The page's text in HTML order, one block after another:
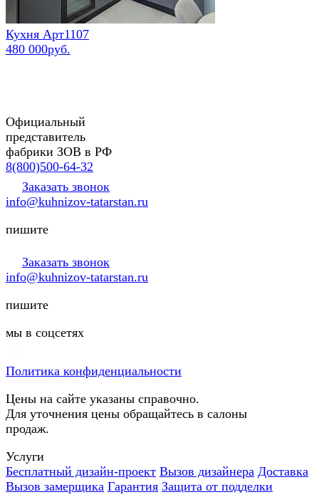
Кухня Арт1107
480 000руб.
Официальный
представитель
фабрики ЗОВ в РФ
8(800)500-64-32
Заказать звонок
info@kuhnizov-tatarstan.ru
пишите
Заказать звонок
info@kuhnizov-tatarstan.ru
пишите
мы в соцсетях
Политика конфиденциальности
Цены на сайте указаны справочно.
Для уточнения цены обращайтесь в салоны
продаж.
Услуги
Бесплатный дизайн-проект Вызов дизайнера Доставка
Вызов замерщика Гарантия Защита от подделки